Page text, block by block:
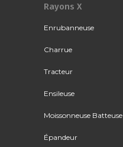
Rayons X
Enrubanneuse
Charrue
Tracteur
Ensileuse
Moissonneuse Batteuse
Épandeur